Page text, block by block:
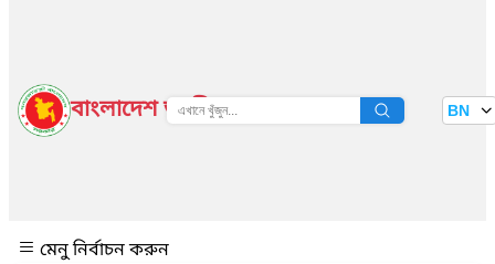
বাংলাদেশ জাতীয় তথ্য বাতায়ন BN
মেনু নির্বাচন করুন